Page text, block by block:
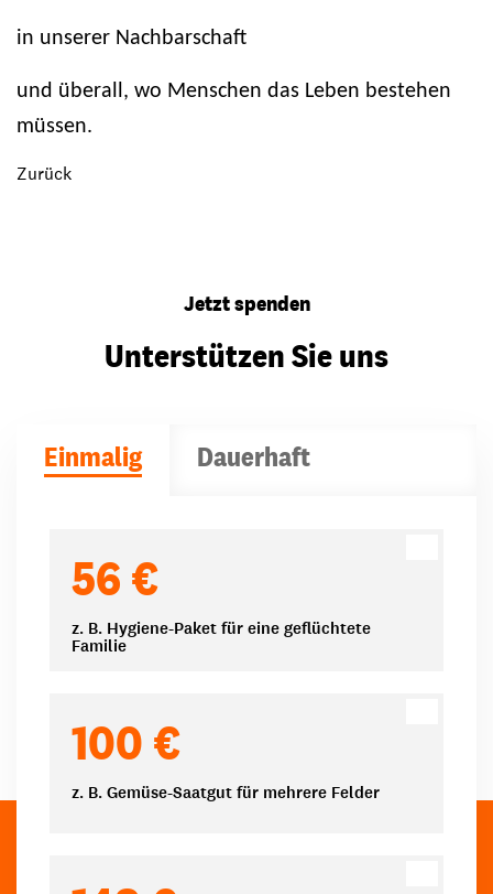
in unserer Nachbarschaft
und überall, wo Menschen das Leben bestehen
müssen.
Zurück
Jetzt spenden
Unterstützen Sie uns
Einmalig Dauerhaft
56 €
z. B. Hygiene-Paket für eine geflüchtete
Familie
100 €
z. B. Gemüse-Saatgut für mehrere Felder